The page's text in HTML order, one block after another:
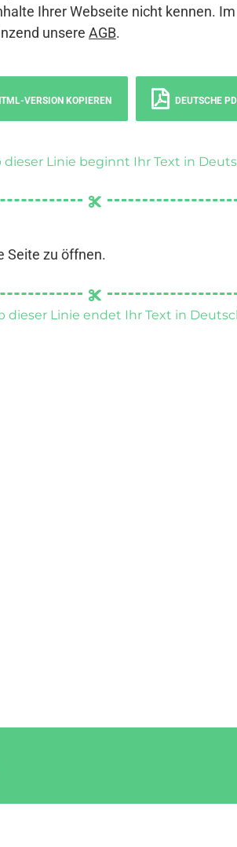
Ihrer Webseite nicht kennen.
unsere AGB.
VERSION KOPIEREN DEUTSCHE
dieser Linie beginnt Ihr Text in
Seite zu öffnen.
dieser Linie endet Ihr Text in